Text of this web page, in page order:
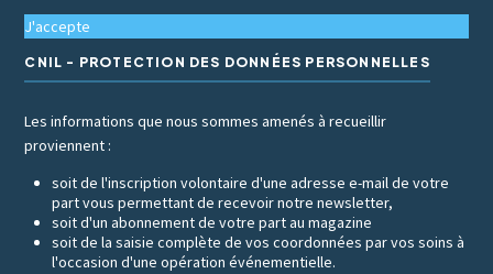
J'accepte
CNIL - PROTECTION DES DONNÉES PERSONNELLES
Les informations que nous sommes amenés à recueillir
proviennent :
soit de l'inscription volontaire d'une adresse e-mail de votre
part vous permettant de recevoir notre newsletter,
soit d'un abonnement de votre part au magazine
soit de la saisie complète de vos coordonnées par vos soins à
l'occasion d'une opération événementielle.